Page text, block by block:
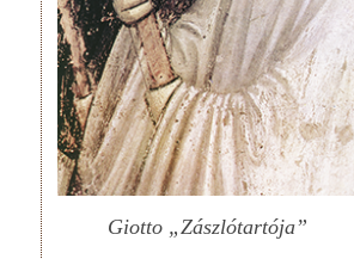
Giotto „Zászlótartója”